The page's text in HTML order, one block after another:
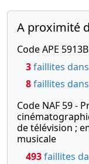
A proximité
Code APE
3faillites
8faillites
Code NAF 59 -
de télévision ;
musicale
493faillites